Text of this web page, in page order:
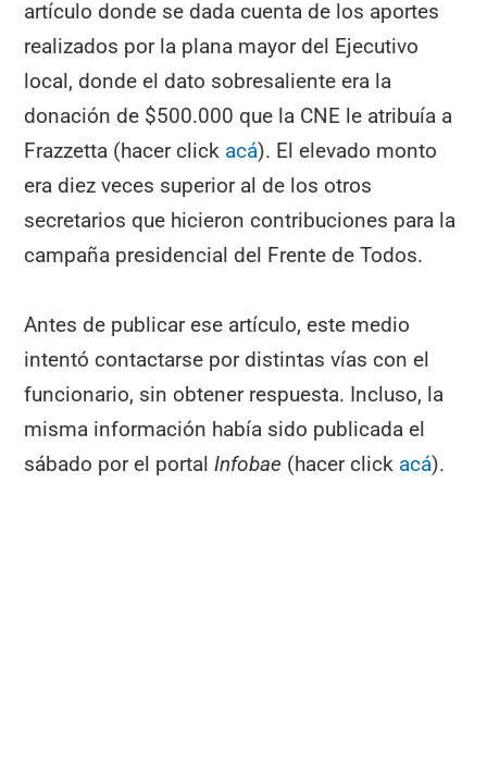
artículo donde se dada cuenta de los aportes
realizados por la plana mayor del Ejecutivo
local, donde el dato sobresaliente era la
donación de $500.000 que la CNE le atribuía a
Frazzetta (hacer click acá). El elevado monto
era diez veces superior al de los otros
secretarios que hicieron contribuciones para la
campaña presidencial del Frente de Todos.
Antes de publicar ese artículo, este medio
intentó contactarse por distintas vías con el
funcionario, sin obtener respuesta. Incluso, la
misma información había sido publicada el
sábado por el portalInfobae (hacer click acá).